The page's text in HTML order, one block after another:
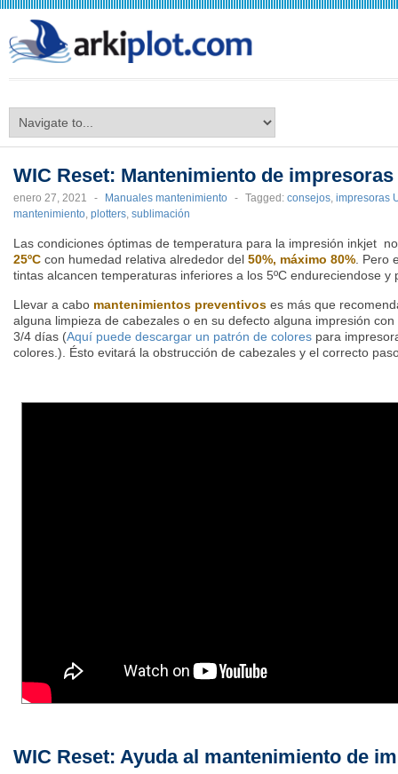
WIC Reset: Mantenimiento de impresoras
enero 27, 2021 - Manuales mantenimiento - Tagged: consejos, impresoras
mantenimiento, plotters, sublimación
Las condiciones óptimas de temperatura para la impresión inkjet
25ºC con humedad relativa alrededor del 50%, máximo 80%. Pero
tintas alcancen temperaturas inferiores a los 5ºC endureciendose
Llevar a cabo mantenimientos preventivos es más que
alguna limpieza de cabezales o en su defecto alguna impresión
3/4 días (Aquí puede descargar un patrón de colores para
colores.). Ésto evitará la obstrucción de cabezales y el correcto
WIC Reset: Ayuda al mantenimiento de